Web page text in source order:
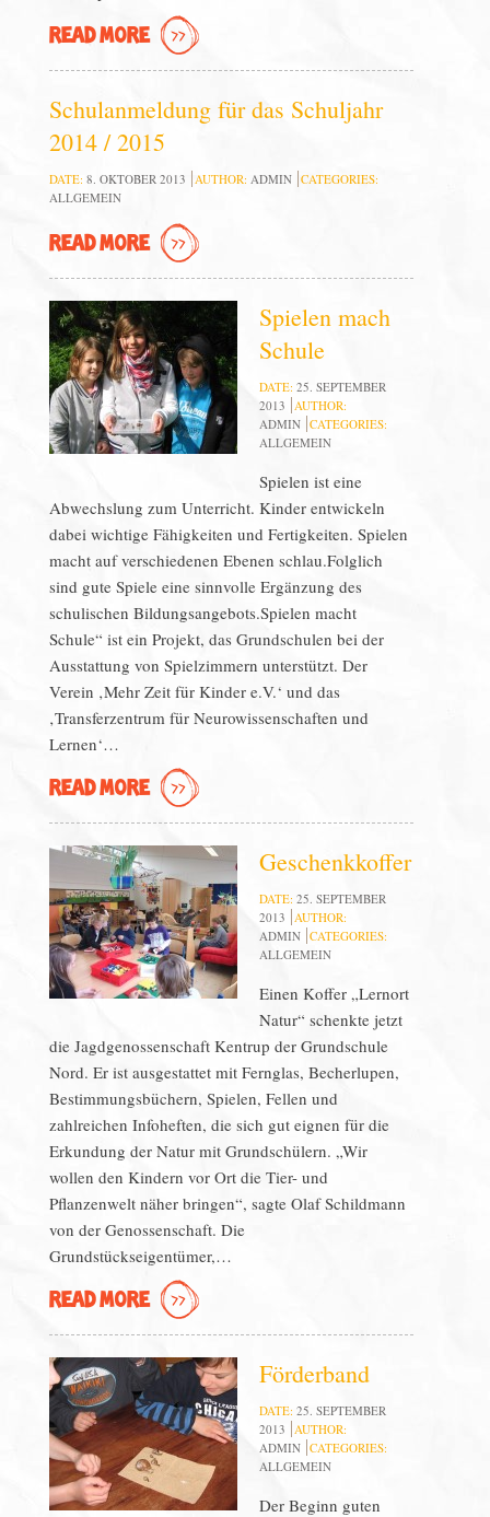
READ MORE
Schulanmeldung für das Schuljahr
2014 / 2015
DATE: 8. OKTOBER 2013 AUTHOR: ADMIN CATEGORIES:
ALLGEMEIN
READ MORE
Spielen mach
Schule
DATE: 25. SEPTEMBER
2013 AUTHOR:
ADMIN CATEGORIES:
ALLGEMEIN
Spielen ist eine
Abwechslung zum Unterricht. Kinder entwickeln
dabei wichtige Fähigkeiten und Fertigkeiten. Spielen
macht auf verschiedenen Ebenen schlau.Folglich
sind gute Spiele eine sinnvolle Ergänzung des
schulischen Bildungsangebots.Spielen macht
Schule“ ist ein Projekt, das Grundschulen bei der
Ausstattung von Spielzimmern unterstützt. Der
Verein ‚Mehr Zeit für Kinder e.V.‘ und das
‚Transferzentrum für Neurowissenschaften und
Lernen‘…
READ MORE
Geschenkkoffer
DATE: 25. SEPTEMBER
2013 AUTHOR:
ADMIN CATEGORIES:
ALLGEMEIN
Einen Koffer „Lernort
Natur“ schenkte jetzt
die Jagdgenossenschaft Kentrup der Grundschule
Nord. Er ist ausgestattet mit Fernglas, Becherlupen,
Bestimmungsbüchern, Spielen, Fellen und
zahlreichen Infoheften, die sich gut eignen für die
Erkundung der Natur mit Grundschülern. „Wir
wollen den Kindern vor Ort die Tier- und
Pflanzenwelt näher bringen“, sagte Olaf Schildmann
von der Genossenschaft. Die
Grundstückseigentümer,…
READ MORE
Förderband
DATE: 25. SEPTEMBER
2013 AUTHOR:
ADMIN CATEGORIES:
ALLGEMEIN
Der Beginn guten